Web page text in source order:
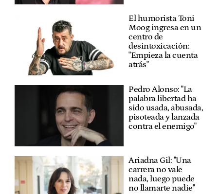
El humorista Toni
Moog ingresa en un
centro de
desintoxicación:
"Empieza la cuenta
atrás"
Pedro Alonso: "La
palabra libertad ha
sido usada, abusada,
pisoteada y lanzada
contra el enemigo"
Ariadna Gil: "Una
carrera no vale
nada, luego puede
no llamarte nadie"